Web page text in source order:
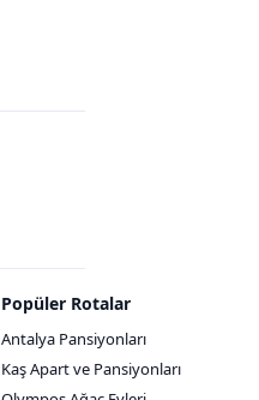
Popüler Rotalar
Antalya Pansiyonları
Kaş Apart ve Pansiyonları